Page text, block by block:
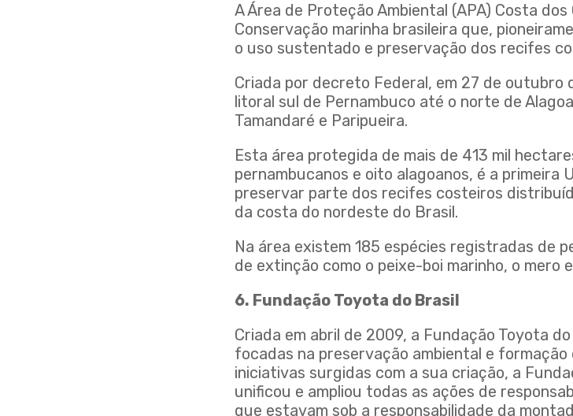
A Área de Proteção Ambiental (APA) Costa
Conservação marinha brasileira que,
o uso sustentado e preservação dos recifes
Criada por decreto Federal, em 27 de outubro
litoral sul de Pernambuco até o norte de
Tamandaré e Paripueira.
Esta área protegida de mais de 413 mil
pernambucanos e oito alagoanos, é a primeira
preservar parte dos recifes costeiros
da costa do nordeste do Brasil.
Na área existem 185 espécies registradas de
de extinção como o peixe-boi marinho, o mero
6. Fundação Toyota do Brasil
Criada em abril de 2009, a Fundação Toyota
focadas na preservação ambiental e formação
iniciativas surgidas com a sua criação, a
unificou e ampliou todas as ações de
que estavam sob a responsabilidade da